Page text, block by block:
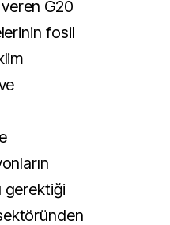
G20
fosil
gerektiği